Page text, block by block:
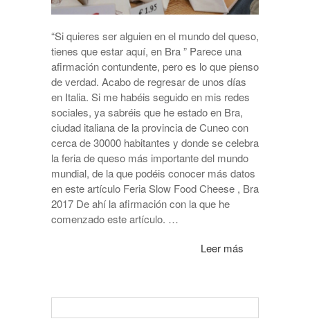
“Si quieres ser alguien en el mundo del queso,
tienes que estar aquí, en Bra ” Parece una
afirmación contundente, pero es lo que pienso
de verdad. Acabo de regresar de unos días
en Italia. Si me habéis seguido en mis redes
sociales, ya sabréis que he estado en Bra,
ciudad italiana de la provincia de Cuneo con
cerca de 30000 habitantes y donde se celebra
la feria de queso más importante del mundo
mundial, de la que podéis conocer más datos
en este artículo Feria Slow Food Cheese , Bra
2017 De ahí la afirmación con la que he
comenzado este artículo. …
Leer más